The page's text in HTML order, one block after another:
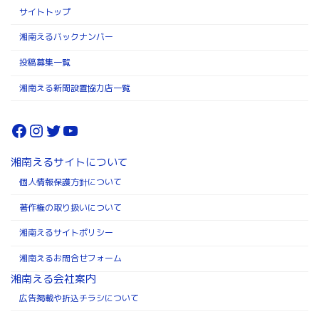
サイトトップ
湘南えるバックナンバー
投稿募集一覧
湘南える新聞設置協力店一覧
Facebook
Instagram
Twitter
YouTube
湘南えるサイトについて
個人情報保護方針について
著作権の取り扱いについて
湘南えるサイトポリシー
湘南えるお問合せフォーム
湘南える会社案内
広告掲載や折込チラシについて